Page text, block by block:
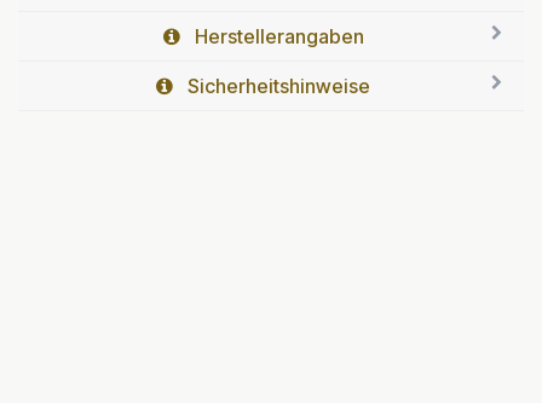
Herstellerangaben
Sicherheitshinweise